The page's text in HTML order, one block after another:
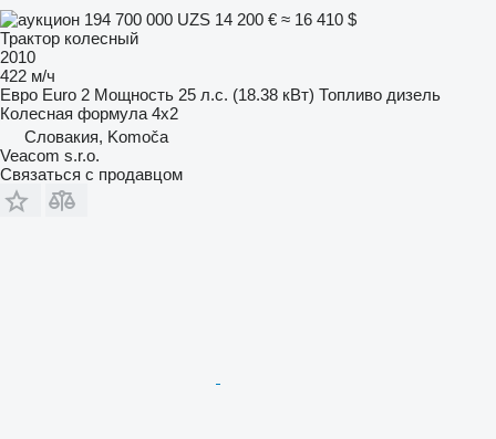
194 700 000 UZS 14 200 € ≈ 16 410 $
Трактор колесный
2010
422 м/ч
Евро Euro 2 Мощность 25 л.с. (18.38 кВт) Топливо дизель
Колесная формула 4x2
Словакия, Komoča
Veacom s.r.o.
Связаться с продавцом